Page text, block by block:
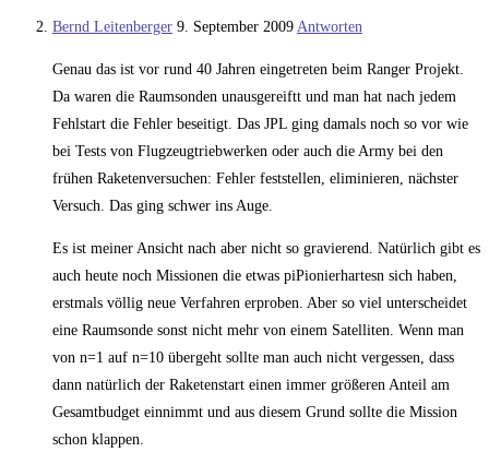
Bernd Leitenberger 9. September 2009 Antworten
Genau das ist vor rund 40 Jahren eingetreten beim Ranger Projekt.
Da waren die Raumsonden unausgereiftt und man hat nach jedem
Fehlstart die Fehler beseitigt. Das JPL ging damals noch so vor wie
bei Tests von Flugzeugtriebwerken oder auch die Army bei den
frühen Raketenversuchen: Fehler feststellen, eliminieren, nächster
Versuch. Das ging schwer ins Auge.
Es ist meiner Ansicht nach aber nicht so gravierend. Natürlich gibt es
auch heute noch Missionen die etwas piPionierhartesn sich haben,
erstmals völlig neue Verfahren erproben. Aber so viel unterscheidet
eine Raumsonde sonst nicht mehr von einem Satelliten. Wenn man
von n=1 auf n=10 übergeht sollte man auch nicht vergessen, dass
dann natürlich der Raketenstart einen immer größeren Anteil am
Gesamtbudget einnimmt und aus diesem Grund sollte die Mission
schon klappen.